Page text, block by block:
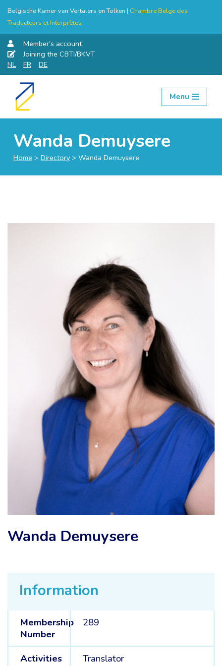
Belgische Kamer van Vertalers en Tolken | Chambre Belge des
Traducteurs et Interprètes
Member’s account
Joining the CBTI/BKVT
NL
FR DE
Skip
Menu
Wanda Demuysere
Home > Directory > Wanda Demuysere
Information
Membership
Number
289
Activities
Translator
Wanda Demuysere